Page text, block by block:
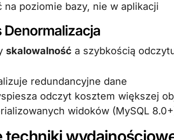
poziomie bazy, nie w aplikacji
Denormalizacja
skalowalność a szybkością
redundancyjne dane
odczyt kosztem większej
widoków (MySQL